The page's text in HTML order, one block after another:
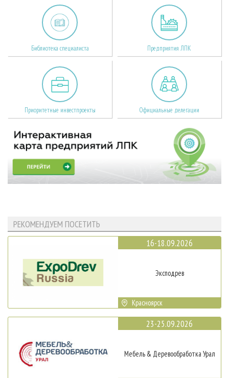
Библиотека специалиста Предприятия ЛПК
Приоритетные инвестпроекты Официальные делегации
РЕКОМЕНДУЕМ ПОСЕТИТЬ
16-18.09.2026
Эксподрев
Красноярск
23-25.09.2026
Мебель & Деревообработка Урал